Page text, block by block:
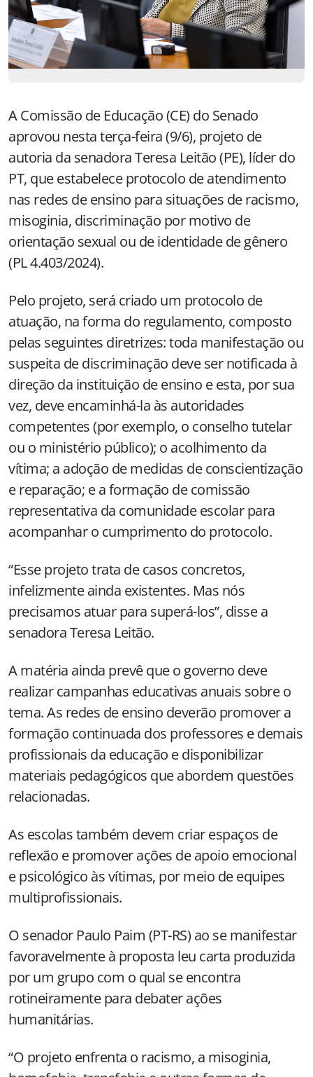
A Comissão de Educação (CE) do Senado
aprovou nesta terça-feira (9/6), projeto de
autoria da senadora Teresa Leitão (PE), líder do
PT, que estabelece protocolo de atendimento
nas redes de ensino para situações de racismo,
misoginia, discriminação por motivo de
orientação sexual ou de identidade de gênero
(PL 4.403/2024).
Pelo projeto, será criado um protocolo de
atuação, na forma do regulamento, composto
pelas seguintes diretrizes: toda manifestação ou
suspeita de discriminação deve ser notificada à
direção da instituição de ensino e esta, por sua
vez, deve encaminhá-la às autoridades
competentes (por exemplo, o conselho tutelar
ou o ministério público); o acolhimento da
vítima; a adoção de medidas de conscientização
e reparação; e a formação de comissão
representativa da comunidade escolar para
acompanhar o cumprimento do protocolo.
“Esse projeto trata de casos concretos,
infelizmente ainda existentes. Mas nós
precisamos atuar para superá-los”, disse a
senadora Teresa Leitão.
A matéria ainda prevê que o governo deve
realizar campanhas educativas anuais sobre o
tema. As redes de ensino deverão promover a
formação continuada dos professores e demais
profissionais da educação e disponibilizar
materiais pedagógicos que abordem questões
relacionadas.
As escolas também devem criar espaços de
reflexão e promover ações de apoio emocional
e psicológico às vítimas, por meio de equipes
multiprofissionais.
O senador Paulo Paim (PT-RS) ao se manifestar
favoravelmente à proposta leu carta produzida
por um grupo com o qual se encontra
rotineiramente para debater ações
humanitárias.
“O projeto enfrenta o racismo, a misoginia,